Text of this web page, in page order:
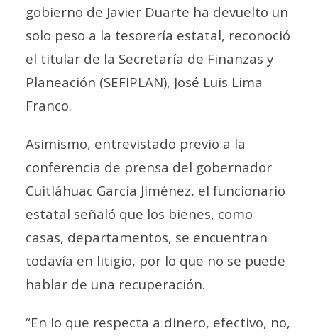
gobierno de Javier Duarte ha devuelto un
solo peso a la tesorería estatal, reconoció
el titular de la Secretaría de Finanzas y
Planeación (SEFIPLAN), José Luis Lima
Franco.
Asimismo, entrevistado previo a la
conferencia de prensa del gobernador
Cuitláhuac García Jiménez, el funcionario
estatal señaló que los bienes, como
casas, departamentos, se encuentran
todavía en litigio, por lo que no se puede
hablar de una recuperación.
“En lo que respecta a dinero, efectivo, no,